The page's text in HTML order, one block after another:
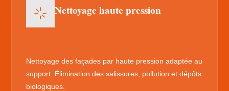
Nettoyage haute pression
Nettoyage des façades par haute pression adaptée au
support. Élimination des salissures, pollution et dépôts
biologiques.